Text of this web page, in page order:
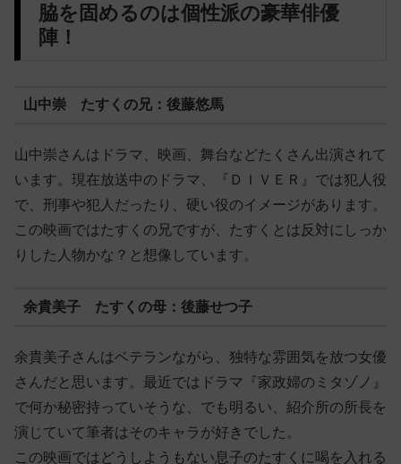
脇を固めるのは個性派の豪華俳優
陣！
山中崇 たすくの兄：後藤悠馬
山中崇さんはドラマ、映画、舞台などたくさん出演されて
います。現在放送中のドラマ、『ＤＩＶＥＲ』では犯人役
で、刑事や犯人だったり、硬い役のイメージがあります。
この映画ではたすくの兄ですが、たすくとは反対にしっか
りした人物かな？と想像しています。
余貴美子 たすくの母：後藤せつ子
余貴美子さんはベテランながら、独特な雰囲気を放つ女優
さんだと思います。最近ではドラマ『家政婦のミタゾノ』
で何か秘密持っていそうな、でも明るい、紹介所の所長を
演じていて筆者はそのキャラが好きでした。
この映画ではどうしようもない息子のたすくに喝を入れる